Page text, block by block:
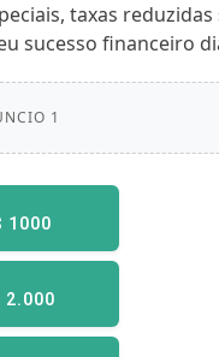
taxas
sucesso financeiro
1
1000
2.000